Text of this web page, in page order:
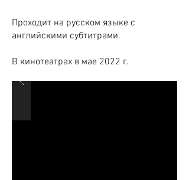
Проходит на русском языке с
английскими субтитрами.
В кинотеатрах в мае 2022 г.